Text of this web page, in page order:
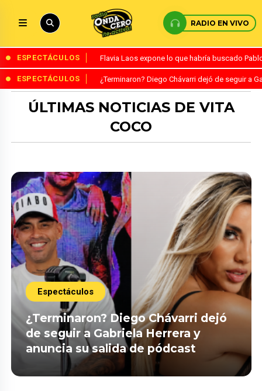
RADIO EN VIVO
ESPECTÁCULOS Flavia Laos expone lo que habría buscado
ESPECTÁCULOS ¿Terminaron? Diego Chávarri dejó de seguir a
ÚLTIMAS NOTICIAS DE VITA
COCO
Espectáculos
¿Terminaron? Diego Chávarri dejó
de seguir a Gabriela Herrera y
anuncia su salida de pódcast